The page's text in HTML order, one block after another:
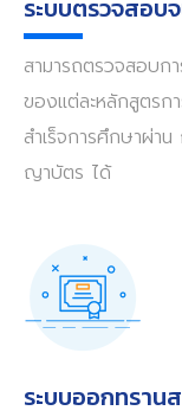
ระบบตรวจสอบ
สามารถตรวจสอบก
ของแต่ละหลักสูตรก
สำเร็จการศึกษาผ่า
ญาบัตร ได้
ระบบออกทราน